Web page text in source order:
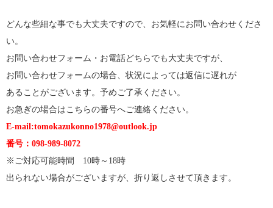
どんな些細な事でも大丈夫ですので、お気軽にお問い合わせくださ
い。
お問い合わせフォーム・お電話どちらでも大丈夫ですが、
お問い合わせフォームの場合、状況によっては返信に遅れが
あることがございます。予めご了承ください。
お急ぎの場合はこちらの番号へご連絡ください。
E-mail:tomokazukonno1978@outlook.jp
番号：098-989-8072
※ご対応可能時間 10時～18時
出られない場合がございますが、折り返しさせて頂きます。